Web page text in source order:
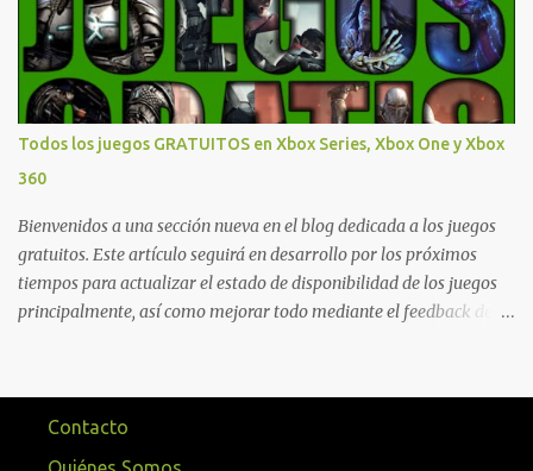
más para diferentes títulos. Todas estas ventajas se pueden
reclamar desde la sección de Game Pass o en tu aplicación de Xbox
yendo directamente a la pestaña de Game Pass. Essential también
ahora sumará el acceso a la Nube de Xbox, el cual nos permitite
jugar una pequeña porción de los juegos de la suscripción
mediante xCloud y más de 600 juegos compatibles si es que los
compramos previamente (con más títulos en camino a ser
compatibles con la función Transmite tu Propios Juegos). Pueden
leer más...
Todos los juegos GRATUITOS en Xbox Series, Xbox One y Xbox
360
Bienvenidos a una sección nueva en el blog dedicada a los juegos
gratuitos. Este artículo seguirá en desarrollo por los próximos
tiempos para actualizar el estado de disponibilidad de los juegos
principalmente, así como mejorar todo mediante el feedback de
ofrecen contenidos limitados o no se encuentran en algunas
regiones de América Latina. Podremos ver una lista más
desarrollada, con vídeos o una descripción de los juegos
Contacto